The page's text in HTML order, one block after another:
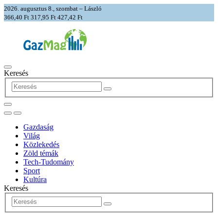
2026. augusztus 8., szombat – László
366,40 Ft 317,95 Ft 427,42 Ft
Keresés
Gazdaság
Világ
Közlekedés
Zöld témák
Tech-Tudomány
Sport
Kultúra
Keresés